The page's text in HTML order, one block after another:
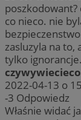
co nieco. nie
zasluzyla na
tylko ignorancje.
2022-04-13 o
-3 Odpowiedz
Właśnie widać